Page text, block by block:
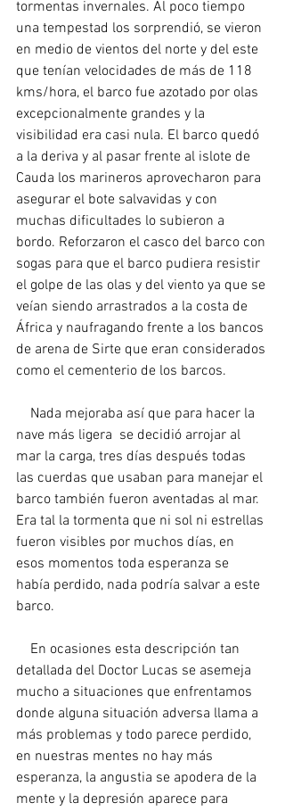
tormentas invernales. Al poco tiempo
una tempestad los sorprendió, se vieron
en medio de vientos del norte y del este
que tenían velocidades de más de 118
kms/hora, el barco fue azotado por olas
excepcionalmente grandes y la
visibilidad era casi nula. El barco quedó
a la deriva y al pasar frente al islote de
Cauda los marineros aprovecharon para
asegurar el bote salvavidas y con
muchas dificultades lo subieron a
bordo. Reforzaron el casco del barco con
sogas para que el barco pudiera resistir
el golpe de las olas y del viento ya que se
veían siendo arrastrados a la costa de
África y naufragando frente a los bancos
de arena de Sirte que eran considerados
como el cementerio de los barcos.
nave más ligera  se decidió arrojar al
mar la carga, tres días después todas
las cuerdas que usaban para manejar el
barco también fueron aventadas al mar.
Era tal la tormenta que ni sol ni estrellas
fueron visibles por muchos días, en
esos momentos toda esperanza se
había perdido, nada podría salvar a este
barco.
detallada del Doctor Lucas se asemeja
mucho a situaciones que enfrentamos
donde alguna situación adversa llama a
más problemas y todo parece perdido,
en nuestras mentes no hay más
esperanza, la angustia se apodera de la
mente y la depresión aparece para